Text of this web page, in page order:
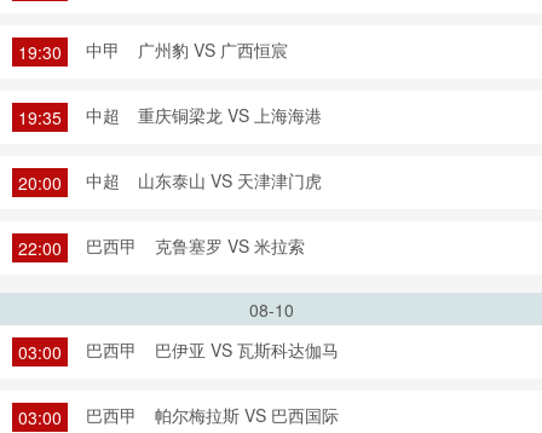
19:30 中甲 广州豹 VS 广西恒宸
19:35 中超 重庆铜梁龙 VS 上海海港
20:00 中超 山东泰山 VS 天津津门虎
22:00 巴西甲 克鲁塞罗 VS 米拉索
08-10
03:00
巴西甲 巴伊亚 VS 瓦斯科达伽马
03:00 巴西甲 帕尔梅拉斯 VS 巴西国际